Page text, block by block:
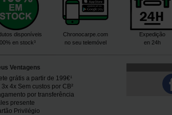
disponíveis
en stock³
Chronocarpe.com
no seu telemóvel
Expedição
en 24h
Ventagens
grátis a partir de 199€¹
3x 4x Sem custos por CB²
por transferência
presente
Privilégio